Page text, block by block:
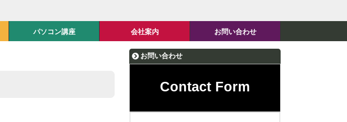
パソコン講座 会社案内 お問い合わせ
お問い合わせ
Contact Form